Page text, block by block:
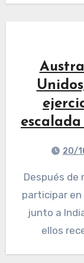
20/
Después de más de una década, Australia va a
participar
junto a
ellos